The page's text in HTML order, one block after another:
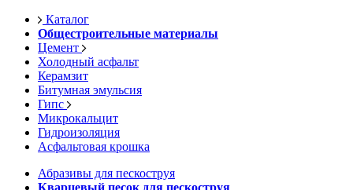
Каталог
Общестроительные материалы
Цемент
Холодный асфальт
Керамзит
Битумная эмульсия
Гипс
Микрокальцит
Гидроизоляция
Асфальтовая крошка
Абразивы для пескоструя
Кварцевый песок для пескоструя